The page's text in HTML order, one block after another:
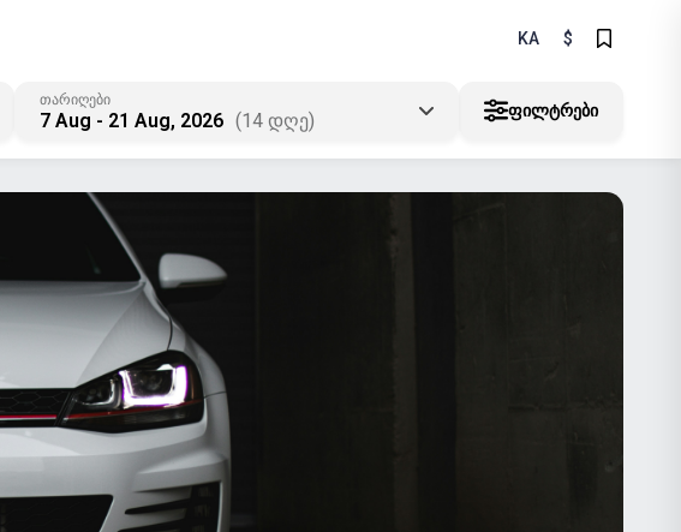
KA $
თარიღები
7 Aug - 21 Aug, 2026 (14 დღე) ᲤᲘᲚᲢᲠᲔᲑᲘ